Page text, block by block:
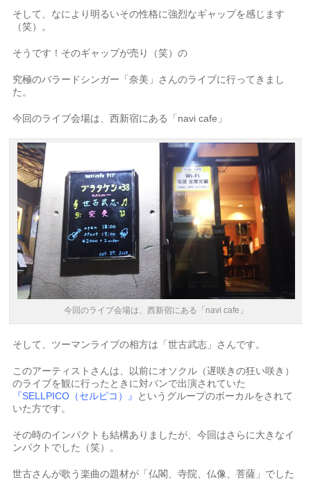
そして、なにより明るいその性格に強烈なギャップを感じます
（笑）。
そうです！そのギャップが売り（笑）の
究極のバラードシンガー「奈美」さんのライブに行ってきまし
た。
今回のライブ会場は、西新宿にある「navi cafe」
今回のライブ会場は、西新宿にある「navi cafe」
そして、ツーマンライブの相方は「世古武志」さんです。
このアーティストさんは、以前にオソクル（遅咲きの狂い咲き）
のライブを観に行ったときに対バンで出演されていた
『SELLPICO（セルピコ）』 というグループのボーカルをされて
いた方です。
その時のインパクトも結構ありましたが、今回はさらに大きなイ
ンパクトでした（笑）。
世古さんが歌う楽曲の題材が「仏閣、寺院、仏像、菩薩」でした